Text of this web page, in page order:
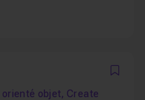
orienté objet, Create